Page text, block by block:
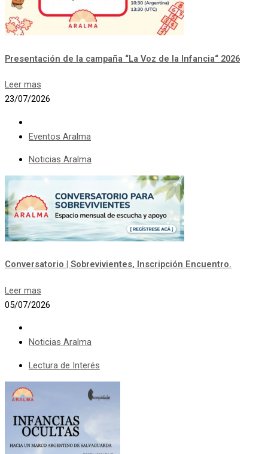
Presentación de la campaña “La Voz de la Infancia“ 2026
Leer mas
23/07/2026
Eventos Aralma
Noticias Aralma
Conversatorio | Sobrevivientes, Inscripción Encuentro.
Leer mas
05/07/2026
Noticias Aralma
Lectura de Interés